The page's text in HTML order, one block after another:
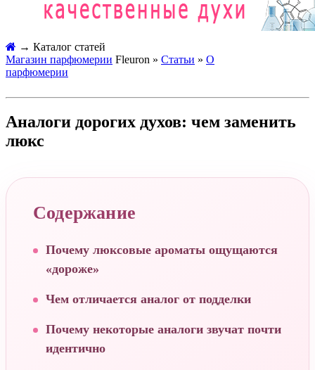
→ Каталог статей
Магазин парфюмерии Fleuron » Статьи » О
парфюмерии
Аналоги дорогих духов: чем заменить
люкс
Содержание
Почему люксовые ароматы ощущаются
«дороже»
Чем отличается аналог от подделки
Почему некоторые аналоги звучат почти
идентично